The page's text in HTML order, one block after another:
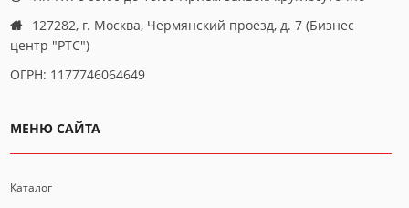
127282, г. Москва, Чермянский проезд, д. 7 (Бизнес
центр "РТС")
ОГРН: 1177746064649
МЕНЮ САЙТА
Каталог